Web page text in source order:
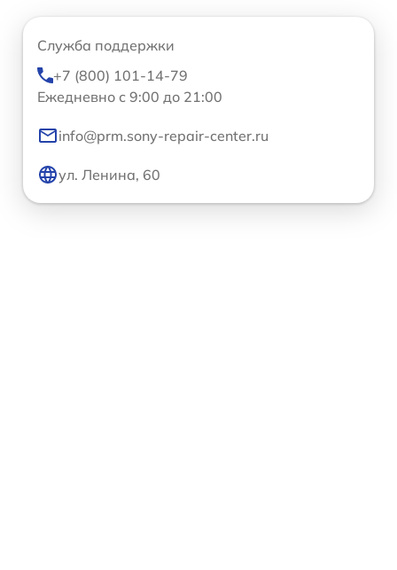
Служба поддержки
+7 (800) 101-14-79
Ежедневно с 9:00 до 21:00
info@prm.sony-repair-center.ru
ул. Ленина, 60